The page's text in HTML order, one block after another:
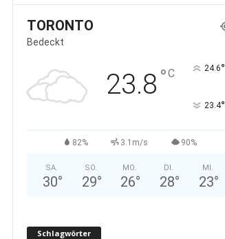
TORONTO
Bedeckt
23.8 °C 24.6°
23.4°
82% 3.1m/s 90%
SA.
30°
SO.
29°
MO.
26°
DI.
28°
MI.
23°
Schlagwörter